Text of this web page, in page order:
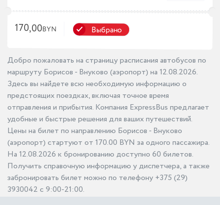
170,00BYN Выбрано
Добро пожаловать на страницу расписания автобусов по
маршруту Борисов - Внуково (аэропорт) на 12.08.2026.
Здесь вы найдете всю необходимую информацию о
предстоящих поездках, включая точное время
отправления и прибытия. Компания ExpressBus предлагает
удобные и быстрые решения для ваших путешествий.
Цены на билет по направлению Борисов - Внуково
(аэропорт) стартуют от 170.00 BYN за одного пассажира.
На 12.08.2026 к бронированию доступно 60 билетов.
Получить справочную информацию у диспетчера, а также
забронировать билет можно по телефону +375 (29)
3930042 с 9:00-21:00.